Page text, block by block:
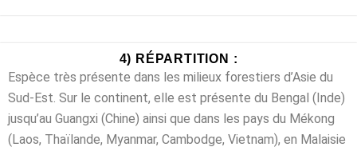
4) RÉPARTITION :
Espèce très présente dans les milieux forestiers d’Asie du
Sud-Est. Sur le continent, elle est présente du Bengal (Inde)
jusqu’au Guangxi (Chine) ainsi que dans les pays du Mékong
(Laos, Thaïlande, Myanmar, Cambodge, Vietnam), en Malaisie